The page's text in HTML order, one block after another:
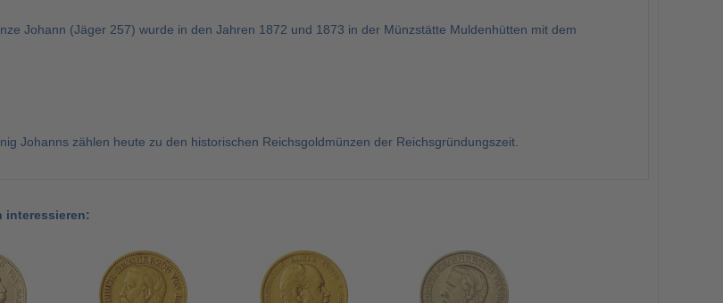
Johann (Jäger 257) wurde in den Jahren 1872 und 1873 in der Münzstätte Muldenhütten mit dem
Johanns zählen heute zu den historischen Reichsgoldmünzen der Reichsgründungszeit.
interessieren: